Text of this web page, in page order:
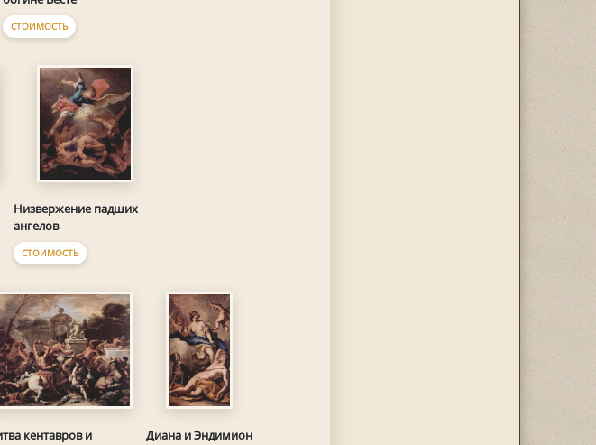
СТОИМОСТЬ
Низвержение падших
ангелов
СТОИМОСТЬ
кентавров и
Диана и Эндимион